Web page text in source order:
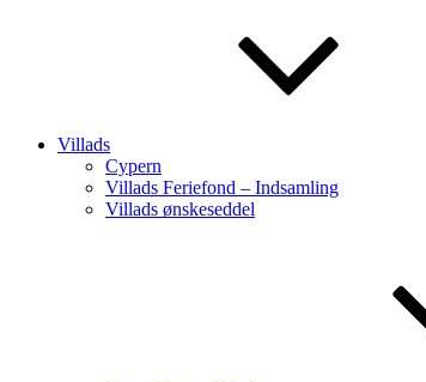
Villads
Cypern
Villads Feriefond – Indsamling
Villads ønskeseddel